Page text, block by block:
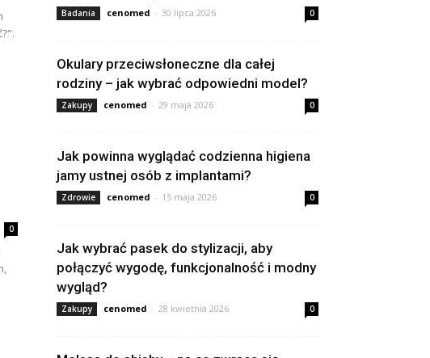
0
Badania cenomed - 30 lipca 2026 0
Okulary przeciwsłoneczne dla całej
rodziny – jak wybrać odpowiedni model?
Zakupy cenomed - 29 maja 2026 0
Jak powinna wyglądać codzienna higiena
jamy ustnej osób z implantami?
Zdrowie cenomed - 15 maja 2026 0
Jak wybrać pasek do stylizacji, aby
połączyć wygodę, funkcjonalność i modny
wygląd?
Zakupy cenomed - 28 kwietnia 2026 0